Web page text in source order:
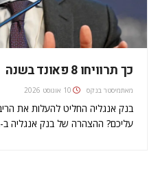
כך תרוויחו 8 פאונד בשנה
מאתמיסטר בנקס 10 אוגוסט 2026